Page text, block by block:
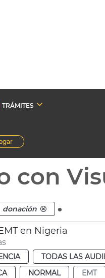
TRÁMITES
con
donación .
en Nigeria
TODAS LAS
NORMAL EMT